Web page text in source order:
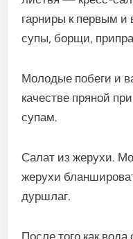
гарниры к первым
супы, борщи,
Молодые побеги и
качестве пряной
супам.
Салат из жерухи.
жерухи
дуршлаг.
После того как вода